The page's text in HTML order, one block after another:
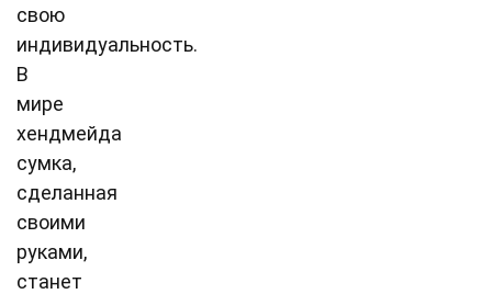
свою
индивидуальность.
В
мире
хендмейда
сумка,
сделанная
своими
руками,
станет